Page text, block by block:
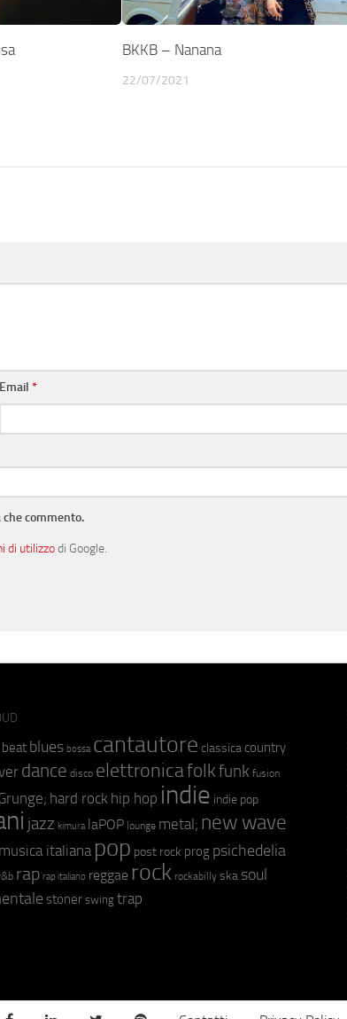
BKKB – Nanana
22/07/2021
Email*
commento.
di utilizzodi Google.
beat blues bossa cantautore classica country
dance disco elettronicafolkfunk fusion
hard rock hip hop indie indie pop
jazz kimura laPOP lounge metal; new wave
italiana pop post rock prog psichedelia
rap rap italiano reggae rock rockabilly ska soul
stoner swing trap